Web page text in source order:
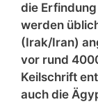
die
werden
(Irak/Iran)
vor rund
Keilschrift
auch die